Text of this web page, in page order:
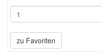
zu Favoriten